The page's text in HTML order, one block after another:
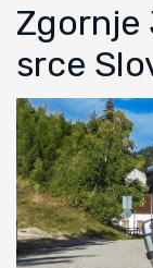
Zgornje
srce